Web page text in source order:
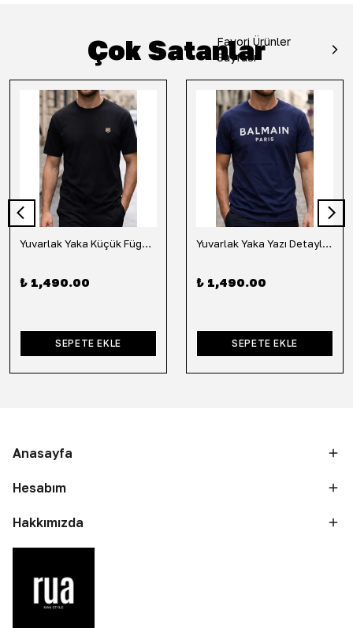
Çok Satanlar
Favori Ürünler
Sayfası
Yuvarlak Yaka Küçük Fügür Detaylı Tişört-Siyah
₺ 1,490.00
SEPETE EKLE
Yuvarlak Yaka Yazı Detaylı Tişört-Lacivert
₺ 1,490.00
SEPETE EKLE
Anasayfa
Hesabım
Hakkımızda